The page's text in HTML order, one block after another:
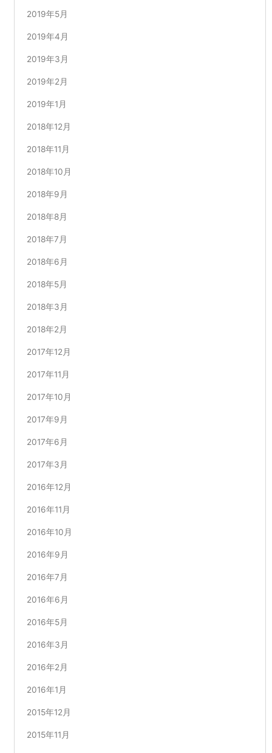
2019年5月
2019年4月
2019年3月
2019年2月
2019年1月
2018年12月
2018年11月
2018年10月
2018年9月
2018年8月
2018年7月
2018年6月
2018年5月
2018年3月
2018年2月
2017年12月
2017年11月
2017年10月
2017年9月
2017年6月
2017年3月
2016年12月
2016年11月
2016年10月
2016年9月
2016年7月
2016年6月
2016年5月
2016年3月
2016年2月
2016年1月
2015年12月
2015年11月